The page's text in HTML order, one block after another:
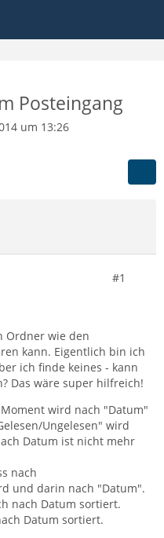
Posteingang
um 13:26
#1
Ordner wie den
kann. Eigentlich bin ich
ich finde keines - kann
Das wäre super hilfreich!
wird nach "Datum"
Ungelesen" wird
Datum ist nicht mehr
nach
und darin nach "Datum".
nach Datum sortiert.
Datum sortiert.